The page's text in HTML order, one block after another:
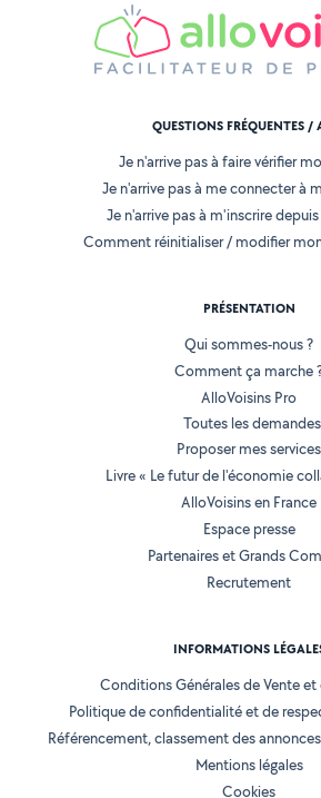
QUESTIONS FRÉQUENTES /
Je n'arrive pas à faire vérifier
Je n'arrive pas à me connecter à
Je n'arrive pas à m'inscrire
Comment réinitialiser / modifier
PRÉSENTATION
Qui sommes-nous ?
Comment ça marche
AlloVoisins Pro
Toutes les demandes
Proposer mes services
Livre « Le futur de l'économie
AlloVoisins en France
Espace presse
Partenaires et Grands
Recrutement
INFORMATIONS
Conditions Générales de Vente
Politique de confidentialité et de
Référencement, classement des
Mentions légales
Cookies